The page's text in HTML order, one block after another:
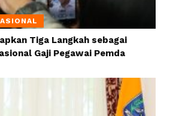
Tiga Langkah sebagai
Gaji Pegawai Pemda